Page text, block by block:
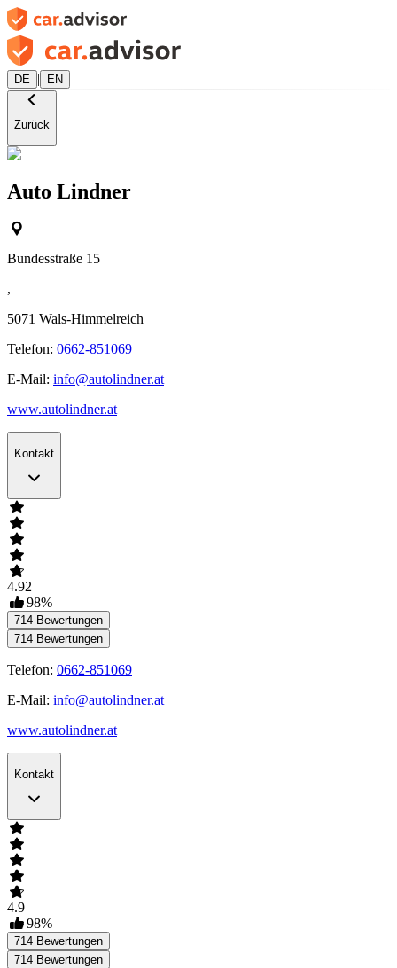
DE | EN
Zurück
Auto Lindner
Bundesstraße 15
,
5071 Wals-Himmelreich
Telefon: 0662-851069
E-Mail: info@autolindner.at
www.autolindner.at
Kontakt
4.92
98%
714 Bewertungen
714 Bewertungen
Telefon: 0662-851069
E-Mail: info@autolindner.at
www.autolindner.at
Kontakt
4.9
98%
714 Bewertungen
714 Bewertungen